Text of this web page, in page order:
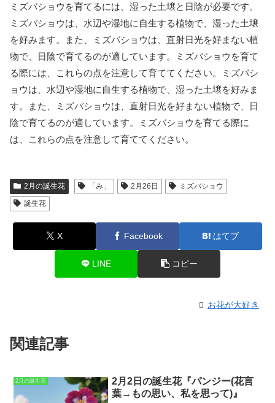
ミズバショウを育てるには、湿った土壌と日陰が必要です。
ミズバショウは、水辺や湿地に自生する植物で、湿った土壌
を好みます。また、ミズバショウは、直射日光を好まない植
物で、日陰で育てるのが適しています。ミズバショウを育て
る際には、これらの点を注意して育ててください。ミズバシ
ョウは、水辺や湿地に自生する植物で、湿った土壌を好みま
す。また、ミズバショウは、直射日光を好まない植物で、日
陰で育てるのが適しています。ミズバショウを育てる際に
は、これらの点を注意して育ててください。
2月の誕生花 「み」 2月26日
ミズバショウ
誕生花
X Facebook はてブ
LINE コピー
お花が大好き
関連記事
2月の誕生花
2月2日の誕生花『パンジー(花言
葉→もの思い、私を思って)』